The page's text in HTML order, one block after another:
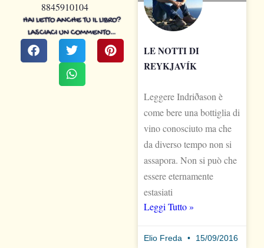
HAI LETTO ANCHE TU IL LIBRO?
LASCIACI UN COMMENTO…
8845910104
LE NOTTI DI
REYKJAVÍK
Leggere Indriðason è
come bere una bottiglia di
vino conosciuto ma che
da diverso tempo non si
assapora. Non si può che
essere eternamente
estasiati
Leggi Tutto »
Elio Freda 15/09/2016